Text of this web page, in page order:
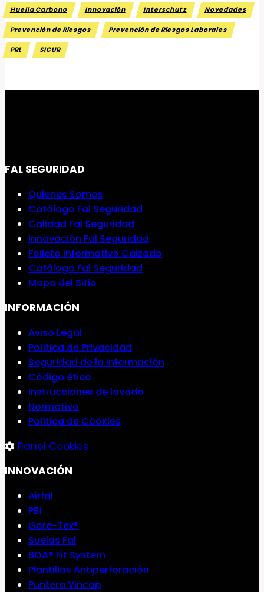
Huella Carbono Innovación Interschutz Novedades
Prevención de Riesgos Prevención de Riesgos Laborales
PRL SICUR
FAL SEGURIDAD
Quienes Somos
Catálogo Fal Seguridad
Calidad Fal Seguridad
Innovación Fal Seguridad
Folleto informativo Calzado
Catálogo Fal Seguridad
Mapa del Sitio
INFORMACIÓN
Aviso Legal
Política de Privacidad
Seguridad de la Información
Código ético
Instrucciones de lavado
Normativa
Política de Cookies
Panel Cookies
INNOVACIÓN
Airfal
PBI
Gore-Tex®
Suelas Fal
BOA® Fit System
Plantillas Antiperforación
Puntera Vincap